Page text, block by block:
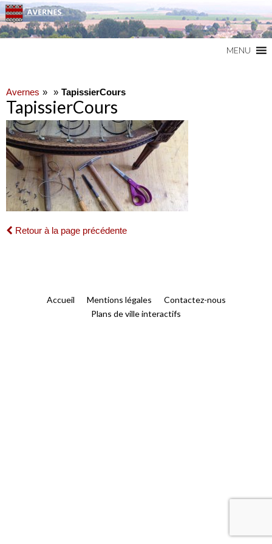
MENU
Avernes TapissierCours
TapissierCours
Retour à la page précédente
Accueil Mentions légales
Contactez-nous
Plans de ville interactifs